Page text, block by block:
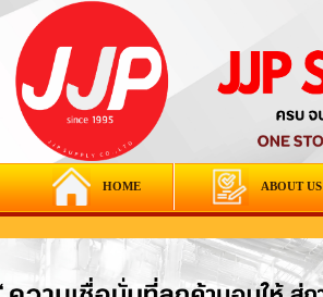
HOME ABOUT US